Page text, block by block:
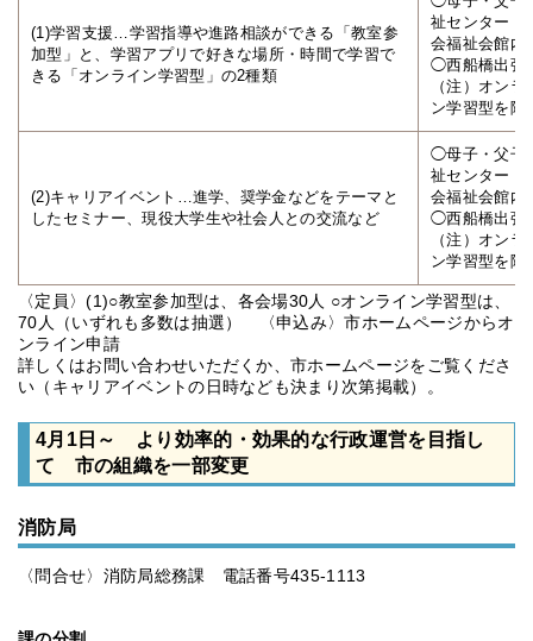
(1)学習支援…学習指導や進路相談ができる「教室参
加型」と、学習アプリで好きな場所・時間で学習で
きる「オンライン学習型」の2種類
祉センター（
会福祉会館内
◯西船橋出張
（注）オンラ
ン学習型を除
(2)キャリアイベント…進学、奨学金などをテーマと
したセミナー、現役大学生や社会人との交流など
◯母子・父子
祉センター（
会福祉会館内
◯西船橋出張
（注）オンラ
ン学習型を除
〈定員〉(1)○教室参加型は、各会場30人 ○オンライン学習型は、
70人（いずれも多数は抽選） 〈申込み〉市ホームページからオ
ンライン申請
詳しくはお問い合わせいただくか、市ホームページをご覧くださ
い（キャリアイベントの日時なども決まり次第掲載）。
4月1日～ より効率的・効果的な行政運営を目指し
て 市の組織を一部変更
消防局
〈問合せ〉消防局総務課 電話番号435-1113